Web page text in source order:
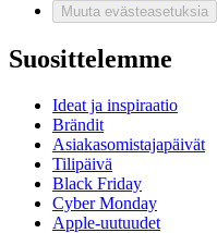
Muuta evästeasetuksia
Suosittelemme
Ideat ja inspiraatio
Brändit
Asiakasomistajapäivät
Tilipäivä
Black Friday
Cyber Monday
Apple-uutuudet